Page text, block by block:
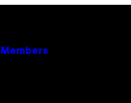
Members